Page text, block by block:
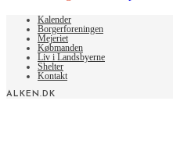
articles
Kalender
Borgerforeningen
Mejeriet
Købmanden
Liv i Landsbyerne
Shelter
Kontakt
ALKEN.DK